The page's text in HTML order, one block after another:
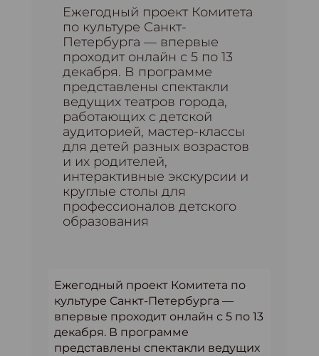
Eжегодный проект Комитета
по культуре Санкт-
Петербурга — впервые
проходит онлайн с 5 по 13
декабря. В программе
представлены спектакли
ведущих театров города,
работающих с детской
аудиторией, мастер-классы
для детей разных возрастов
и их родителей,
интерактивные экскурсии и
круглые столы для
профессионалов детского
образования
Eжегодный проект Комитета по
культуре Санкт-Петербурга —
впервые проходит онлайн с 5 по 13
декабря. В программе
представлены спектакли ведущих